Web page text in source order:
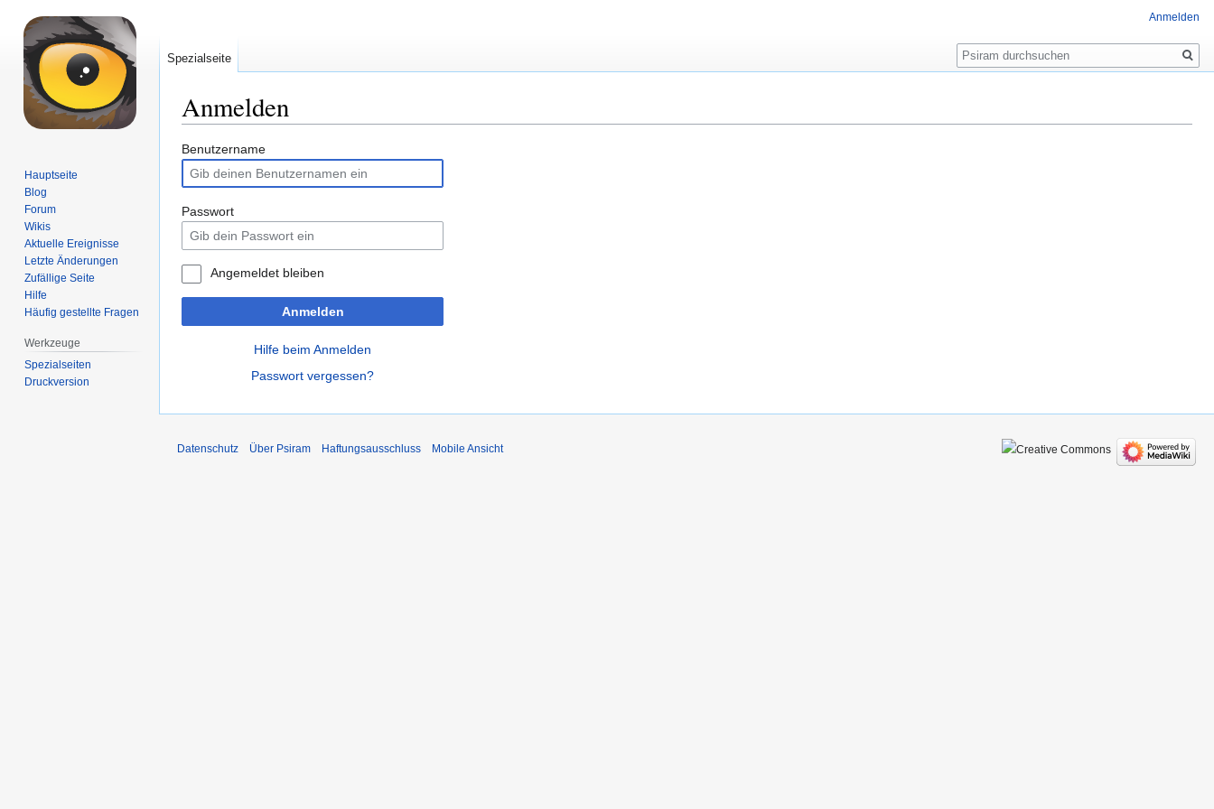
Anmelden
Zur
Navigation
springen
Zur
Suche
springen
Benutzername
Passwort
Angemeldet bleiben
Anmelden
Hilfe beim Anmelden
Passwort vergessen?
Anmelden
Spezialseite
Suche
Hauptseite
Blog
Forum
Wikis
Aktuelle Ereignisse
Letzte Änderungen
Zufällige Seite
Hilfe
Häufig gestellte Fragen
Werkzeuge
Spezialseiten
Druckversion
Datenschutz Über Psiram Haftungsausschluss Mobile Ansicht